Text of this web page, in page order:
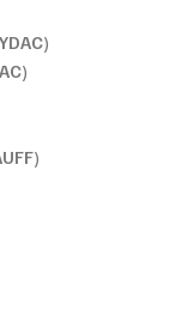
)
)
)